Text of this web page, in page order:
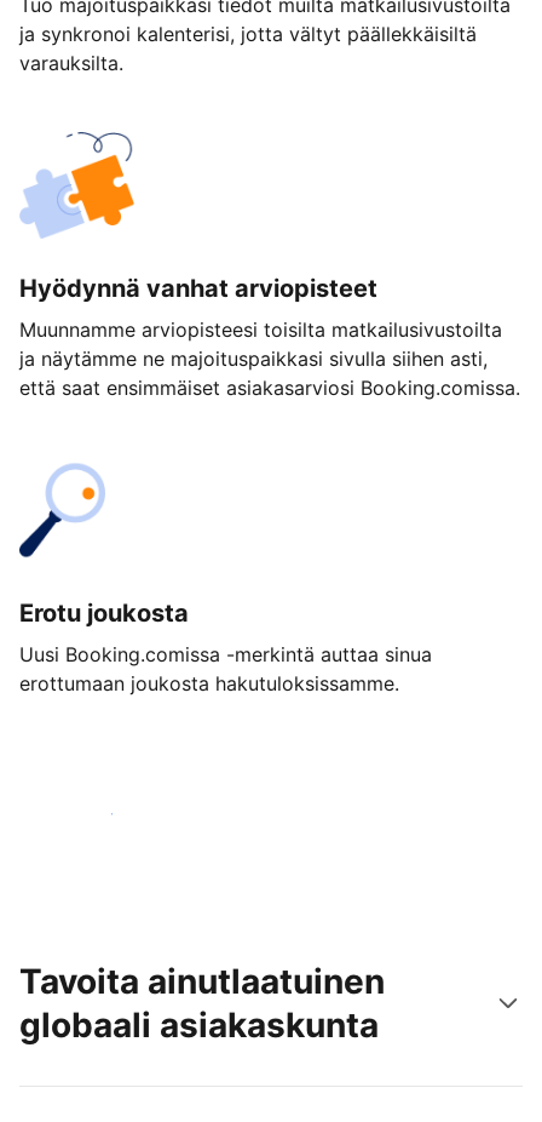
Tuo majoituspaikkasi tiedot muilta matkailusivustoilta
ja synkronoi kalenterisi, jotta vältyt päällekkäisiltä
varauksilta.
Hyödynnä vanhat arviopisteet
Muunnamme arviopisteesi toisilta matkailusivustoilta
ja näytämme ne majoituspaikkasi sivulla siihen asti,
että saat ensimmäiset asiakasarviosi Booking.comissa.
Erotu joukosta
Uusi Booking.comissa -merkintä auttaa sinua
erottumaan joukosta hakutuloksissamme.
Aloita jo tänään
Tavoita ainutlaatuinen
globaali asiakaskunta